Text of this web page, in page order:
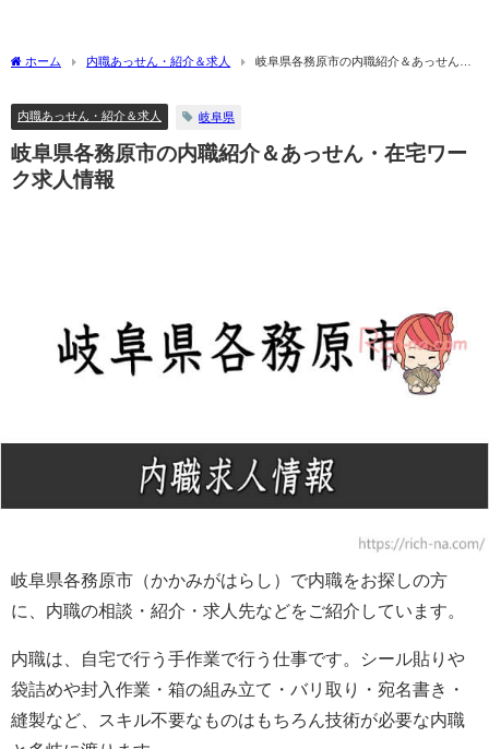
ホーム 内職あっせん・紹介＆求人
岐阜県各務原市の内職紹介＆あっせん・
内職あっせん・紹介＆求人 岐阜県
岐阜県各務原市の内職紹介＆あっせん・在宅ワー
ク求人情報
岐阜県各務原市（かかみがはらし）で内職をお探しの方
に、内職の相談・紹介・求人先などをご紹介しています。
内職は、自宅で行う手作業で行う仕事です。シール貼りや
袋詰めや封入作業・箱の組み立て・バリ取り・宛名書き・
縫製など、スキル不要なものはもちろん技術が必要な内職